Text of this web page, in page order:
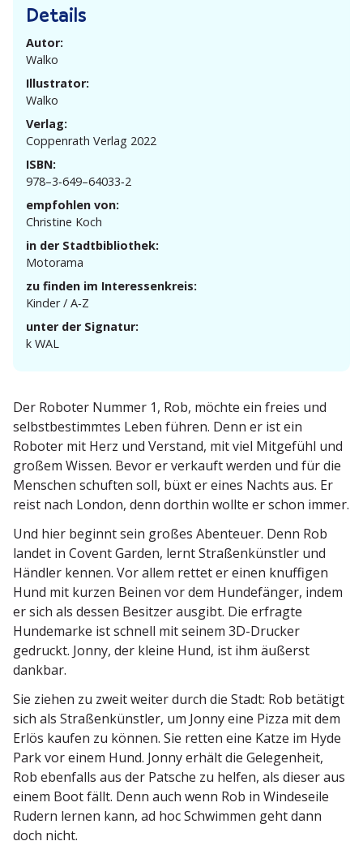
Details
Autor:
Walko
Illustrator:
Walko
Verlag:
Coppenrath Verlag 2022
ISBN:
978–3‑649–64033‑2
empfohlen von:
Christine Koch
in der Stadtbibliothek:
Motorama
zu finden im Interessenkreis:
Kinder / A‑Z
unter der Signatur:
k WAL
Der Roboter Nummer 1, Rob, möchte ein freies und
selbst­be­stimmtes Leben führen. Denn er ist ein
Roboter mit Herz und Verstand, mit viel Mitgefühl und
großem Wissen. Bevor er verkauft werden und für die
Menschen schuften soll, büxt er eines Nachts aus. Er
reist nach London, denn dorthin wollte er schon immer.
Und hier beginnt sein großes Abenteuer. Denn Rob
landet in Covent Garden, lernt Straßen­künstler und
Händler kennen. Vor allem rettet er einen knuffigen
Hund mit kurzen Beinen vor dem Hunde­fänger, indem
er sich als dessen Besitzer ausgibt. Die erfragte
Hunde­marke ist schnell mit seinem 3D-Drucker
gedruckt. Jonny, der kleine Hund, ist ihm äußerst
dankbar.
Sie ziehen zu zweit weiter durch die Stadt: Rob betätigt
sich als Straßen­künstler, um Jonny eine Pizza mit dem
Erlös kaufen zu können. Sie retten eine Katze im Hyde
Park vor einem Hund. Jonny erhält die Gelegenheit,
Rob ebenfalls aus der Patsche zu helfen, als dieser aus
einem Boot fällt. Denn auch wenn Rob in Windeseile
Rudern lernen kann, ad hoc Schwimmen geht dann
doch nicht.